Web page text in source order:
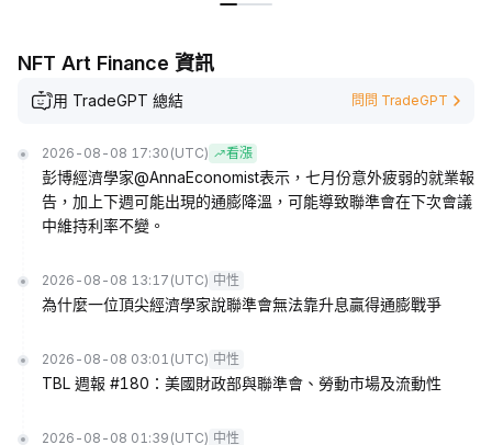
NFT Art Finance 資訊
用 TradeGPT 總結 問問 TradeGPT
2026-08-08 17:30 (UTC) 看漲
彭博經濟學家@AnnaEconomist表示，七月份意外疲弱的就業報
告，加上下週可能出現的通膨降溫，可能導致聯準會在下次會議
中維持利率不變。
2026-08-08 13:17 (UTC) 中性
為什麼一位頂尖經濟學家說聯準會無法靠升息贏得通膨戰爭
2026-08-08 03:01 (UTC) 中性
TBL 週報 #180：美國財政部與聯準會、勞動市場及流動性
2026-08-08 01:39 (UTC) 中性